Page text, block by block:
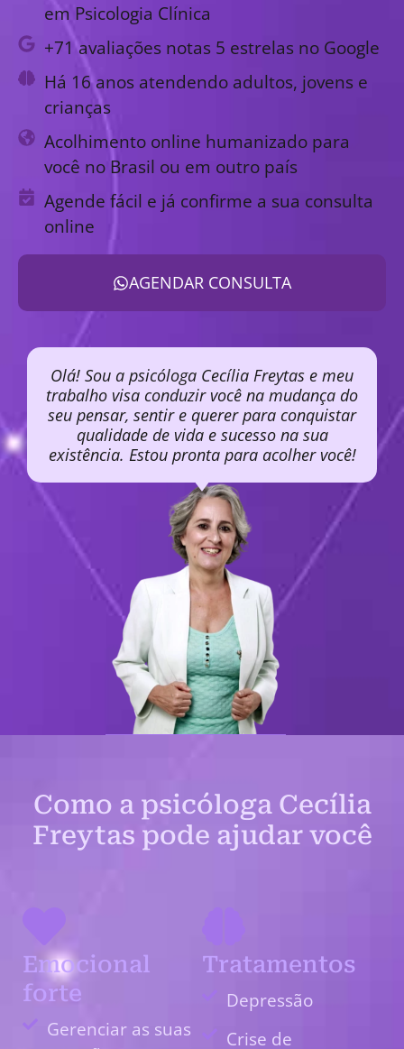
em Psicologia Clínica
+71 avaliações notas 5 estrelas no Google
Há 16 anos atendendo adultos, jovens e
crianças
Acolhimento online humanizado para
você no Brasil ou em outro país
Agende fácil e já confirme a sua consulta
online
AGENDAR CONSULTA
Olá! Sou a psicóloga Cecília Freytas e meu
trabalho visa conduzir você na mudança do
seu pensar, sentir e querer para conquistar
qualidade de vida e sucesso na sua
existência. Estou pronta para acolher você!
Como a psicóloga Cecília
Freytas pode ajudar você
Emocional
forte
Gerenciar as suas
Tratamentos
Depressão
Crise de